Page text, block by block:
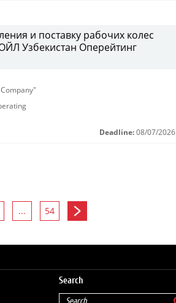
и поставку рабочих колес
Узбекистан Оперейтинг
Deadline: 08/07/2026
... 54
Search